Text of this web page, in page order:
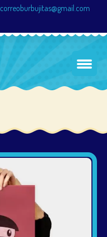
correoburbujitas@gmail.com